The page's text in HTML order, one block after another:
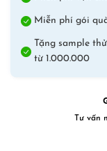
Miễn phí gói
Tặng sample
từ 1.000.000
Tư vấn